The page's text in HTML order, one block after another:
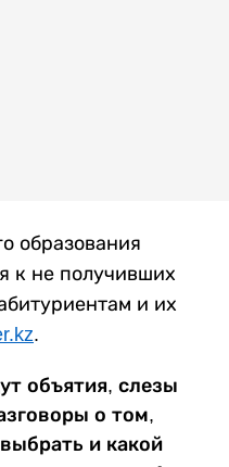
образования
к не получивших
и их
.
объятия, слезы
о том,
и какой